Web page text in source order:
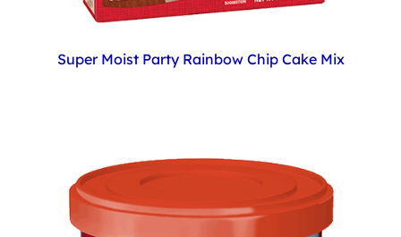
Super Moist Party Rainbow Chip Cake Mix